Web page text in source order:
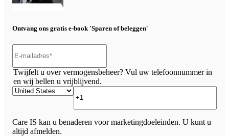
Ontvang ons gratis e-book 'Sparen of beleggen'
Twijfelt u over vermogensbeheer? Vul uw telefoonnummer in
en wij bellen u vrijblijvend.
Care IS kan u benaderen voor marketingdoeleinden. U kunt u
altijd afmelden.